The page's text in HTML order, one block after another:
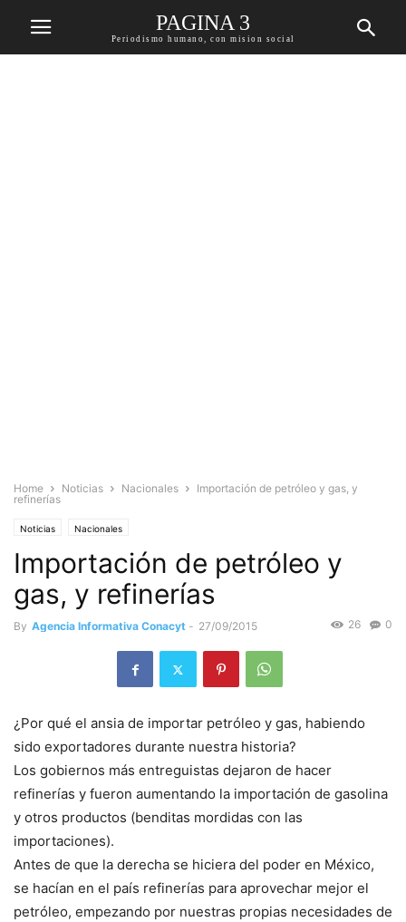
PAGINA 3
Periodismo humano, con mision social
Home Noticias Nacionales
Importación de petróleo y gas, y
refinerías
Noticias Nacionales
Importación de petróleo y
gas, y refinerías
By Agencia Informativa Conacyt - 27/09/2015 0
26
¿Por qué el ansia de importar petróleo y gas, habiendo
sido exportadores durante nuestra historia?
Los gobiernos más entreguistas dejaron de hacer
refinerías y fueron aumentando la importación de gasolina
y otros productos (benditas mordidas con las
importaciones).
Antes de que la derecha se hiciera del poder en México,
se hacían en el país refinerías para aprovechar mejor el
petróleo, empezando por nuestras propias necesidades de